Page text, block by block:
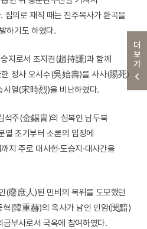
더보기
의로 재직 때는 진주목사가 환곡을
하기도 하였다.
지로서 조지겸(趙持謙)과 함께
한 정사 오시수(吳始壽)를 사사(賜死)
시열(宋時烈)을 비난하였다.
석주(金錫胄)의 심복인 남두북
초기부터 소론의 입장에
지 주로 대사헌·도승지·대사간을
(廢庶人)된 민비의 복위를 도모했던
(韓重赫)의 옥사가 남인 민암(閔黯)
부사로서 국옥에 참여하였다.